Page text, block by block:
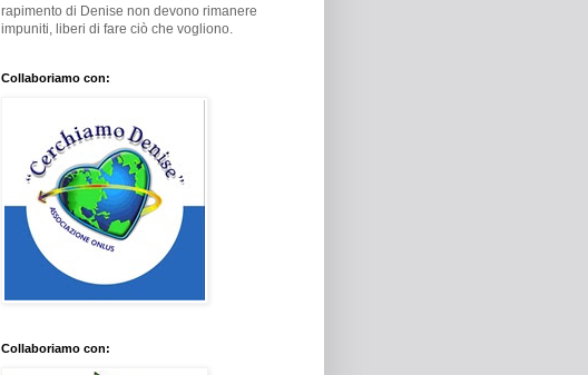
rapimento di Denise non devono rimanere
impuniti, liberi di fare ciò che vogliono.
Collaboriamo con:
Collaboriamo con: